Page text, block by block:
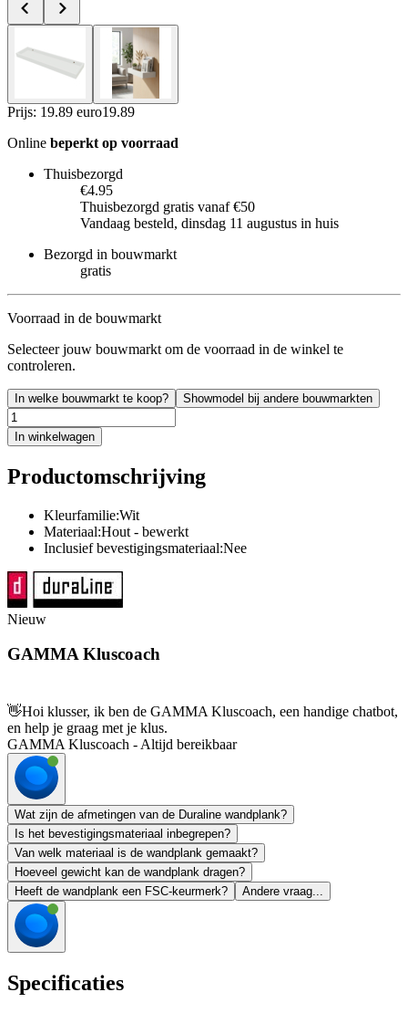
Prijs: 19.89 euro19.89
Online beperkt op voorraad
Thuisbezorgd
€4.95
Thuisbezorgd gratis vanaf €50
Vandaag besteld, dinsdag 11 augustus in huis
Bezorgd in bouwmarkt
gratis
Voorraad in de bouwmarkt
Selecteer jouw bouwmarkt om de voorraad in de winkel te
controleren.
In welke bouwmarkt te koop? Showmodel bij andere bouwmarkten
In winkelwagen
Productomschrijving
Kleurfamilie:Wit
Materiaal:Hout - bewerkt
Inclusief bevestigingsmateriaal:Nee
Nieuw
GAMMA Kluscoach
👋Hoi klusser, ik ben de GAMMA Kluscoach, een handige chatbot,
en help je graag met je klus.
GAMMA Kluscoach - Altijd bereikbaar
Wat zijn de afmetingen van de Duraline wandplank?
Is het bevestigingsmateriaal inbegrepen?
Van welk materiaal is de wandplank gemaakt?
Hoeveel gewicht kan de wandplank dragen?
Heeft de wandplank een FSC-keurmerk?
Andere vraag...
Specificaties